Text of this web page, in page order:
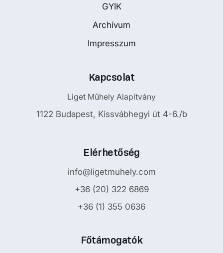
GYIK
Archívum
Impresszum
Kapcsolat
Liget Műhely Alapítvány
1122 Budapest, Kissvábhegyi út 4-6./b
Elérhetőség
info@ligetmuhely.com
+36 (20) 322 6869
+36 (1) 355 0636
Főtámogatók